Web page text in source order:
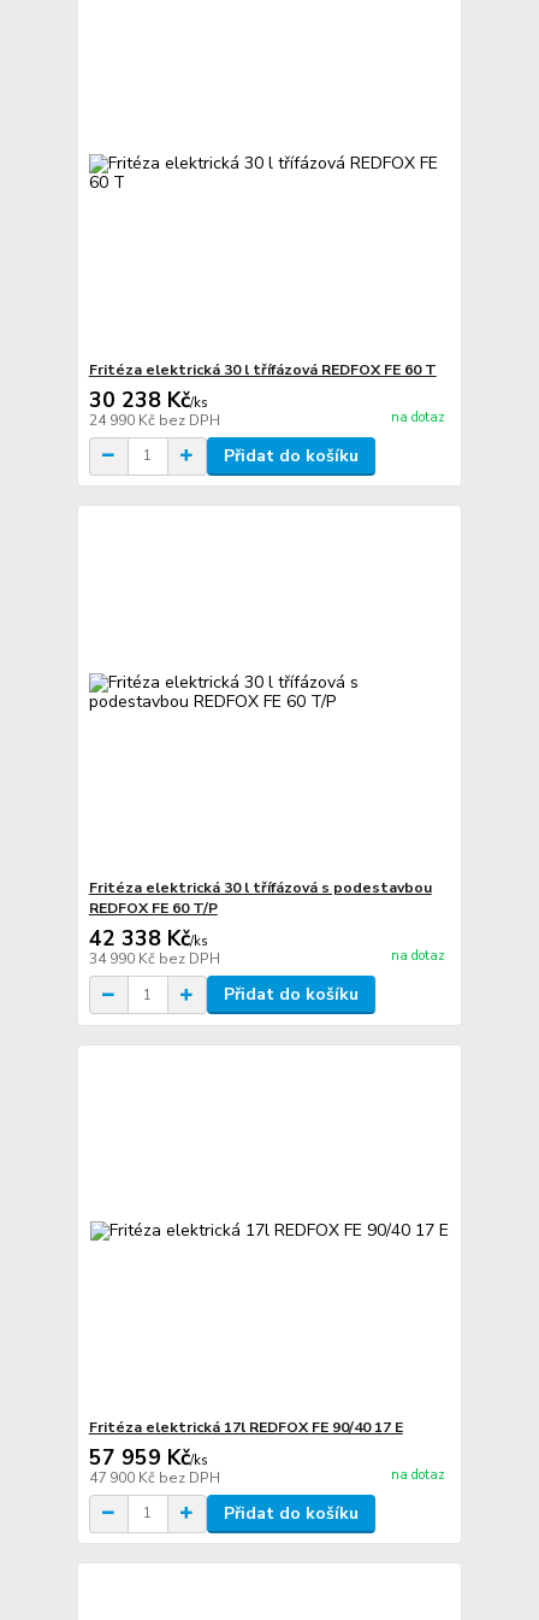
Fritéza elektrická 30 l třífázová REDFOX FE 60 T
30 238 Kč/ks
24 990 Kč bez DPH na dotaz
Přidat do košíku
Fritéza elektrická 30 l třífázová s podestavbou
REDFOX FE 60 T/P
42 338 Kč/ks
34 990 Kč bez DPH na dotaz
Přidat do košíku
Fritéza elektrická 17l REDFOX FE 90/40 17 E
57 959 Kč/ks
47 900 Kč bez DPH na dotaz
Přidat do košíku